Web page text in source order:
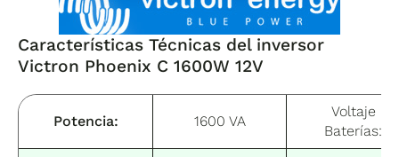
Características Técnicas del inversor
Victron Phoenix C 1600W 12V
Potencia: 1600 VA
Voltaje
Baterías: